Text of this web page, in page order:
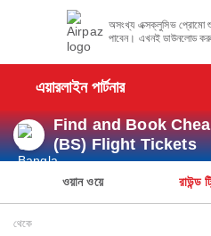
অসংখ্য এক্সক্লুসিভ
পাবেন। এখনই ডাউনলোড
এয়ারলাইন পার্টনার
Find and Book
(BS) Flight Tickets
ওয়ান ওয়ে রাউন্ড
থেকে